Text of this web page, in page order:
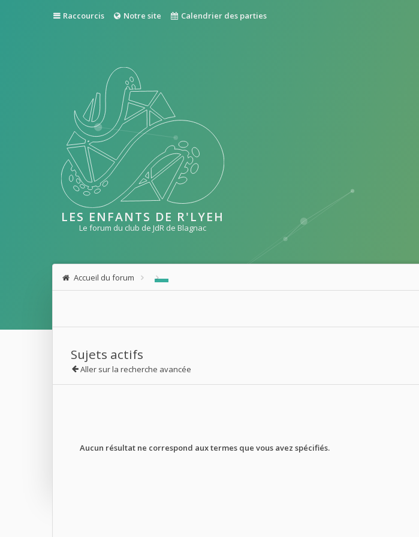
Raccourcis Notre site Calendrier des parties
LES ENFANTS DE R'LYEH
Le forum du club de JdR de Blagnac
Accueil du forum
Sujets actifs
Aller sur la recherche avancée
Aucun résultat ne correspond aux termes que vous avez spécifiés.